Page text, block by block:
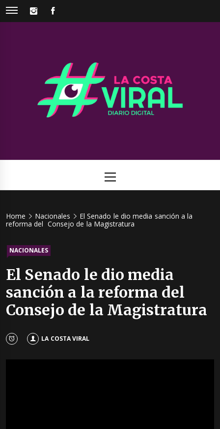
Skip
INSTAGRAM
Viral
Menu
Home Nacionales
El Senado le dio media sanción a la
reforma del Consejo de la Magistratura
NACIONALES
El Senado le dio media
sanción a la reforma del
Consejo de la Magistratura
LA COSTA VIRAL